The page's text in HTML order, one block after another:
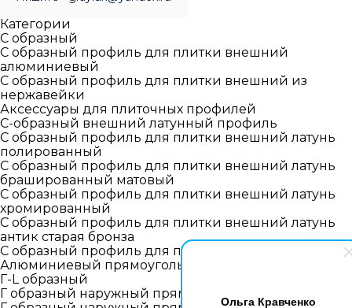
Ольга Кравченко
Категории
С образный
С образный профиль для плитки внешний
алюминиевый
С образный профиль для плитки внешний из
нержавейки
Аксессуары для плиточных профилей
С-образный внешний латунный профиль
С образный профиль для плитки внешний латунь
полированный
С образный профиль для плитки внешний латунь
брашированный матовый
С образный профиль для плитки внешний латунь
хромированный
С образный профиль для плитки внешний латунь
антик старая бронза
С образный профиль для плитки внутренний
Алюминиевый прямоугольный профиль внешний
Г-L образный
Г образный наружный прямой профиль алюминий